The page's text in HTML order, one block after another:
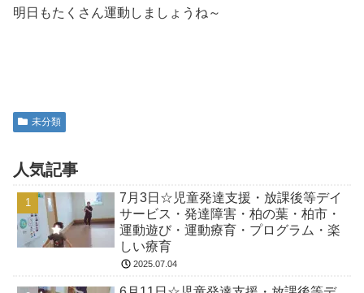
明日もたくさん運動しましょうね～
未分類
人気記事
7月3日☆児童発達支援・放課後等デイ
サービス・発達障害・柏の葉・柏市・
運動遊び・運動療育・プログラム・楽
しい療育
2025.07.04